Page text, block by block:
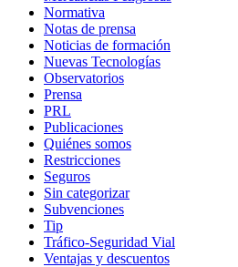
Normativa
Notas de prensa
Noticias de formación
Nuevas Tecnologías
Observatorios
Prensa
PRL
Publicaciones
Quiénes somos
Restricciones
Seguros
Sin categorizar
Subvenciones
Tip
Tráfico-Seguridad Vial
Ventajas y descuentos